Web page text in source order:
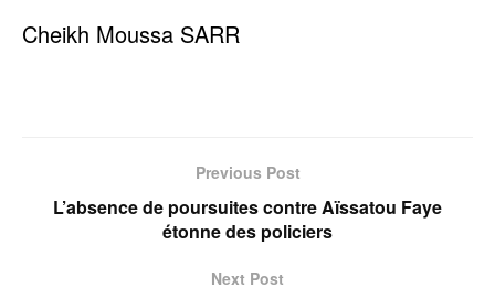
Cheikh Moussa SARR
Previous Post
L’absence de poursuites contre Aïssatou Faye
étonne des policiers
Next Post